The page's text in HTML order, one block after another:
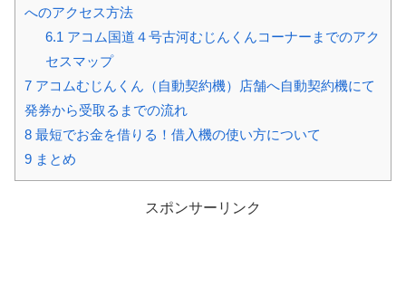
へのアクセス方法
6.1 アコム国道４号古河むじんくんコーナーまでのアク
セスマップ
7 アコムむじんくん（自動契約機）店舗へ自動契約機にて
発券から受取るまでの流れ
8 最短でお金を借りる！借入機の使い方について
9 まとめ
スポンサーリンク